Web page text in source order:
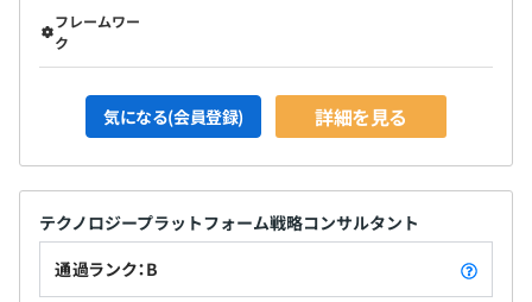
フレームワー
ク
気になる(会員登録) 詳細を見る
テクノロジープラットフォーム戦略コンサルタント
通過ランク：B